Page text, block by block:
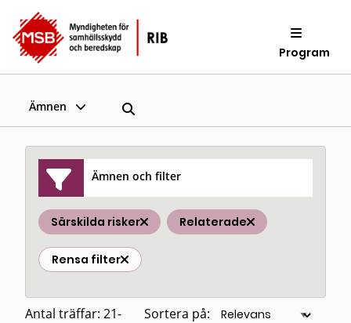
Program
Ämnen
Ämnen och filter
Särskilda risker Relaterade
Rensa filter
Antal träffar: 21-
Sortera på: